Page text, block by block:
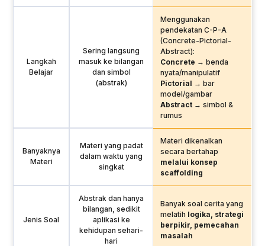
Langkah
Belajar
Sering langsung
masuk ke bilangan
dan simbol
(abstrak)
Menggunakan
pendekatan C-P-A
(Concrete-Pictorial-
Abstract):
Concrete → benda
nyata/manipulatif
Pictorial → bar
model/gambar
Abstract → simbol &
rumus
Banyaknya
Materi
Materi yang padat
dalam waktu yang
singkat
Materi dikenalkan
secara bertahap
melalui konsep
scaffolding
Jenis Soal
Abstrak dan hanya
bilangan, sedikit
aplikasi ke
kehidupan sehari-
hari
Banyak soal cerita yang
melatih logika, strategi
berpikir, pemecahan
masalah